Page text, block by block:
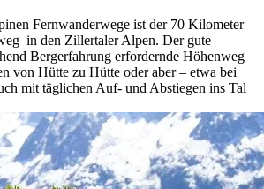
Fernwanderwege ist der 70 Kilometer
in den Zillertaler Alpen. Der gute
Bergerfahrung erfordernde Höhenweg
von Hütte zu Hütte oder aber – etwa bei
mit täglichen Auf- und Abstiegen ins Tal